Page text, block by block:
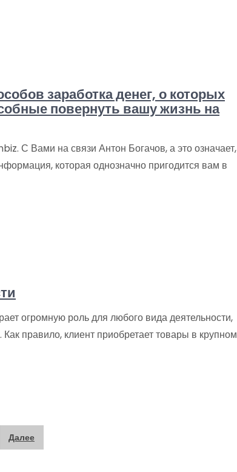
заработка денег, о которых
повернуть вашу жизнь на
С Вами на связи Антон Богачов, а это означает,
которая однозначно пригодится вам в
огромную роль для любого вида деятельности,
правило, клиент приобретает товары в крупном
Далее